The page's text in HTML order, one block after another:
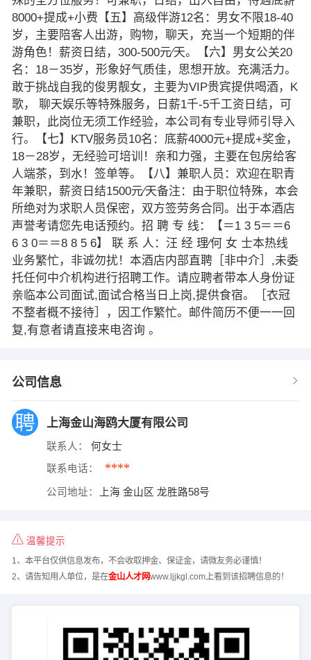
8000+提成+小费【五】高级伴游12名：男女不限18-40
岁，主要陪客人出游，购物，聊天，充当一个短期的伴
游角色！薪资日结，300-500元∕天。【六】男女公关20
名：18－35岁，形象好气质佳，思想开放。充满活力。
敢于挑战自我的俊男靓女，主要为VIP贵宾提供喝酒，K
歌， 聊天娱乐等特殊服务，日薪1千-5千工资日结，可
兼职，此岗位无须工作经验，本公司有专业导师引导入
行。【七】KTV服务员10名：底薪4000元+提成+奖金，
18－28岁，无经验可培训！亲和力强，主要在包房给客
人端茶，到水！签单等。【八】兼职人员：欢迎在职青
年兼职，薪资日结1500元∕天备注：由于职位特殊，本会
所绝对为求职人员保密，双方签劳务合同。出于本酒店
声誉考请您先电话预约。招 聘 专 线：【＝1 3 5＝＝6
6 3 0＝＝8 8 5 6】 联 系 人：汪 经 理∕何 女 士本热线
业务繁忙，非诚勿扰！本酒店内部直聘［非中介］,未委
托任何中介机构进行招聘工作。请应聘者带本人身份证
亲临本公司面试,面试合格当日上岗,提供食宿。［衣冠
不整者概不接待］，因工作繁忙。邮件简历不便一一回
复,有意者请直接来电咨询 。
公司信息
上海金山海鸥大厦有限公司
联系人： 何女士
联系电话： ****
公司地址： 上海 金山区 龙胜路58号
温馨提示
1、本平台仅供信息发布，不会收取押金、保证金，请微友务必谨慎！
2、请告知用人单位，是在金山人才网www.ljjkgl.com上看到该招聘信息的！